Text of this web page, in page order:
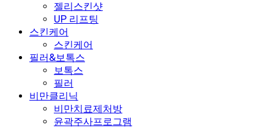
젤리스킨샷
UP 리프팅
스킨케어
스킨케어
필러&보톡스
보톡스
필러
비만클리닉
비만치료제처방
윤곽주사프로그램